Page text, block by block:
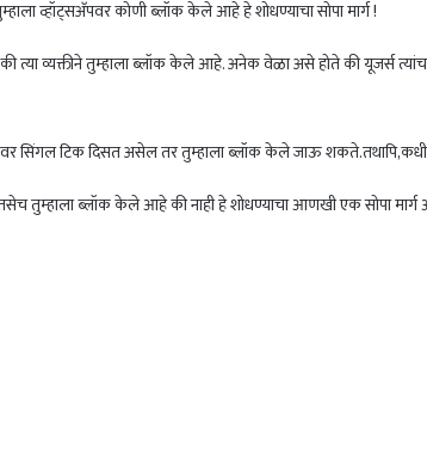
व्हॉट्सअ‍ॅपवर कोणी ब्लॉक केले आहे हे शोधण्याचा सोपा मार्ग !
त्या व्यक्तीने तुम्हाला ब्लॉक केले आहे. अनेक वेळा असे होते की यूजर्स
सिंगल टिक दिसत असेल तर तुम्हाला ब्लॉक केले जाऊ
ब्लॉक केले आहे की नाही हे शोधण्याचा आणखी एक सोपा मार्ग